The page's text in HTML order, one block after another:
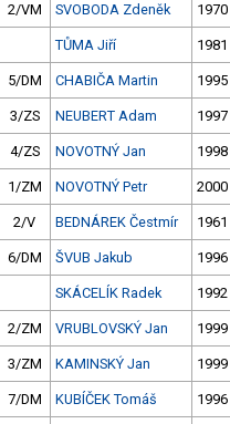
2/VM SVOBODA Zdeněk 1970
TŮMA Jiří 1981
5/DM CHABIČA Martin 1995
3/ZS NEUBERT Adam 1997
4/ZS NOVOTNÝ Jan 1998
1/ZM NOVOTNÝ Petr 2000
2/V BEDNÁREK Čestmír 1961
6/DM ŠVUB Jakub 1996
SKÁCELÍK Radek 1992
2/ZM VRUBLOVSKÝ Jan 1999
3/ZM KAMINSKÝ Jan 1999
7/DM KUBÍČEK Tomáš 1996